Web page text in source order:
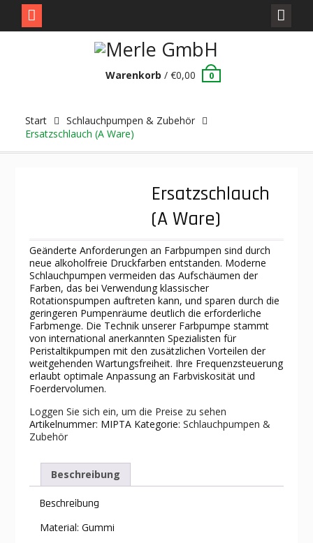
Warenkorb / €0,00 0
Start
Schlauchpumpen & Zubehör
Ersatzschlauch (A Ware)
Ersatzschlauch
(A Ware)
Geänderte Anforderungen an Farbpumpen sind durch
neue alkoholfreie Druckfarben entstanden. Moderne
Schlauchpumpen vermeiden das Aufschäumen der
Farben, das bei Verwendung klassischer
Rotationspumpen auftreten kann, und sparen durch die
geringeren Pumpenräume deutlich die erforderliche
Farbmenge. Die Technik unserer Farbpumpe stammt
von international anerkannten Spezialisten für
Peristaltikpumpen mit den zusätzlichen Vorteilen der
weitgehenden Wartungsfreiheit. Ihre Frequenzsteuerung
erlaubt optimale Anpassung an Farbviskosität und
Foerdervolumen.
Loggen Sie sich ein, um die Preise zu sehen
Artikelnummer: MIPTA Kategorie: Schlauchpumpen &
Zubehör
Beschreibung
Beschreibung
Material: Gummi